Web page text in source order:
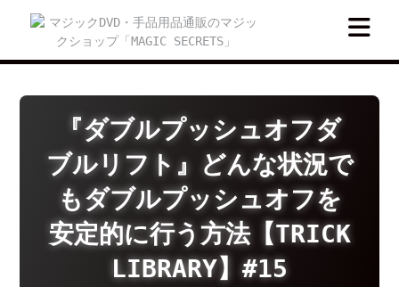
『ダブルプッシュオフダ
ブルリフト』どんな状況で
もダブルプッシュオフを
安定的に行う方法【TRICK
LIBRARY】#15